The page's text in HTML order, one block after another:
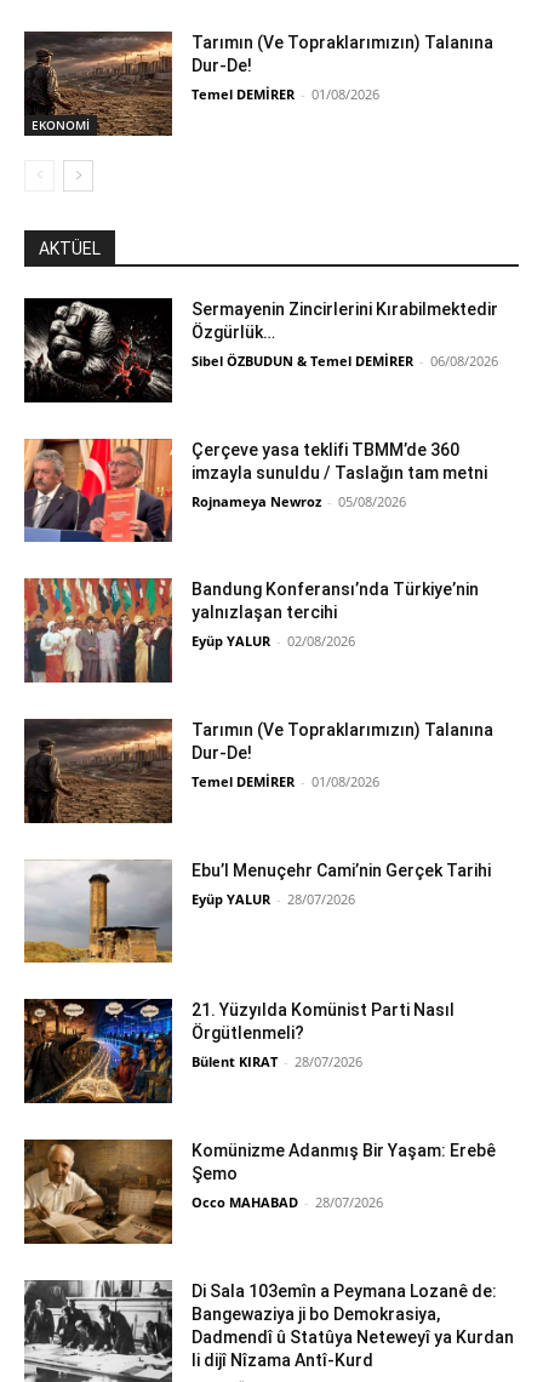
EKONOMİ
Tarımın (Ve Topraklarımızın) Talanına
Dur-De!
Temel DEMİRER - 01/08/2026
AKTÜEL
Sermayenin Zincirlerini Kırabilmektedir
Özgürlük…
Sibel ÖZBUDUN & Temel DEMİRER - 06/08/2026
Çerçeve yasa teklifi TBMM’de 360
imzayla sunuldu / Taslağın tam metni
Rojnameya Newroz - 05/08/2026
Bandung Konferansı’nda Türkiye’nin
yalnızlaşan tercihi
Eyüp YALUR - 02/08/2026
Tarımın (Ve Topraklarımızın) Talanına
Dur-De!
Temel DEMİRER - 01/08/2026
Ebu’l Menuçehr Cami’nin Gerçek Tarihi
Eyüp YALUR - 28/07/2026
21. Yüzyılda Komünist Parti Nasıl
Örgütlenmeli?
Bülent KIRAT - 28/07/2026
Komünizme Adanmış Bir Yaşam: Erebê
Şemo
Occo MAHABAD - 28/07/2026
Di Sala 103emîn a Peymana Lozanê de:
Bangewaziya ji bo Demokrasiya,
Dadmendî û Statûya Neteweyî ya Kurdan
li dijî Nîzama Antî-Kurd